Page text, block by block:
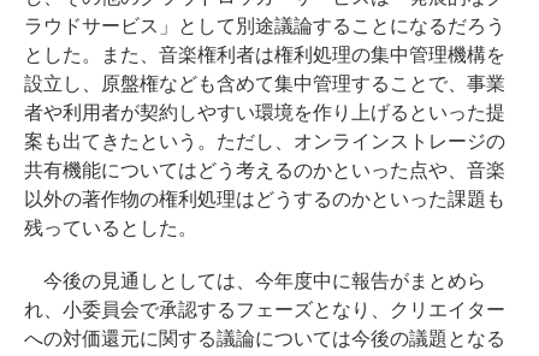
ラウドサービス」として別途議論することになるだろう
とした。また、音楽権利者は権利処理の集中管理機構を
設立し、原盤権なども含めて集中管理することで、事業
者や利用者が契約しやすい環境を作り上げるといった提
案も出てきたという。ただし、オンラインストレージの
共有機能についてはどう考えるのかといった点や、音楽
以外の著作物の権利処理はどうするのかといった課題も
残っているとした。
今後の見通しとしては、今年度中に報告がまとめら
れ、小委員会で承認するフェーズとなり、クリエイター
への対価還元に関する議論については今後の議題となる